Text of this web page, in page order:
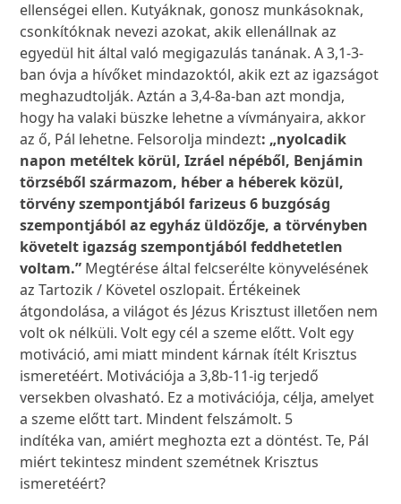
ellenségei ellen. Kutyáknak, gonosz munkásoknak,
csonkítóknak nevezi azokat, akik ellenállnak az
egyedül hit által való megigazulás tanának. A 3,1-3-
ban óvja a hívőket mindazoktól, akik ezt az igazságot
meghazudtolják. Aztán a 3,4-8a-ban azt mondja,
hogy ha valaki büszke lehetne a vívmányaira, akkor
az ő, Pál lehetne. Felsorolja mindezt: „nyolcadik
napon metéltek körül, Izráel népéből, Benjámin
törzséből származom, héber a héberek közül,
törvény szempontjából farizeus 6 buzgóság
szempontjából az egyház üldözője, a törvényben
követelt igazság szempontjából feddhetetlen
voltam.” Megtérése által felcserélte könyvelésének
az Tartozik / Követel oszlopait. Értékeinek
átgondolása, a világot és Jézus Krisztust illetően nem
volt ok nélküli. Volt egy cél a szeme előtt. Volt egy
motiváció, ami miatt mindent kárnak ítélt Krisztus
ismeretéért. Motivációja a 3,8b-11-ig terjedő
versekben olvasható. Ez a motivációja, célja, amelyet
a szeme előtt tart. Mindent felszámolt. 5
indítéka van, amiért meghozta ezt a döntést. Te, Pál
miért tekintesz mindent szemétnek Krisztus
ismeretéért?